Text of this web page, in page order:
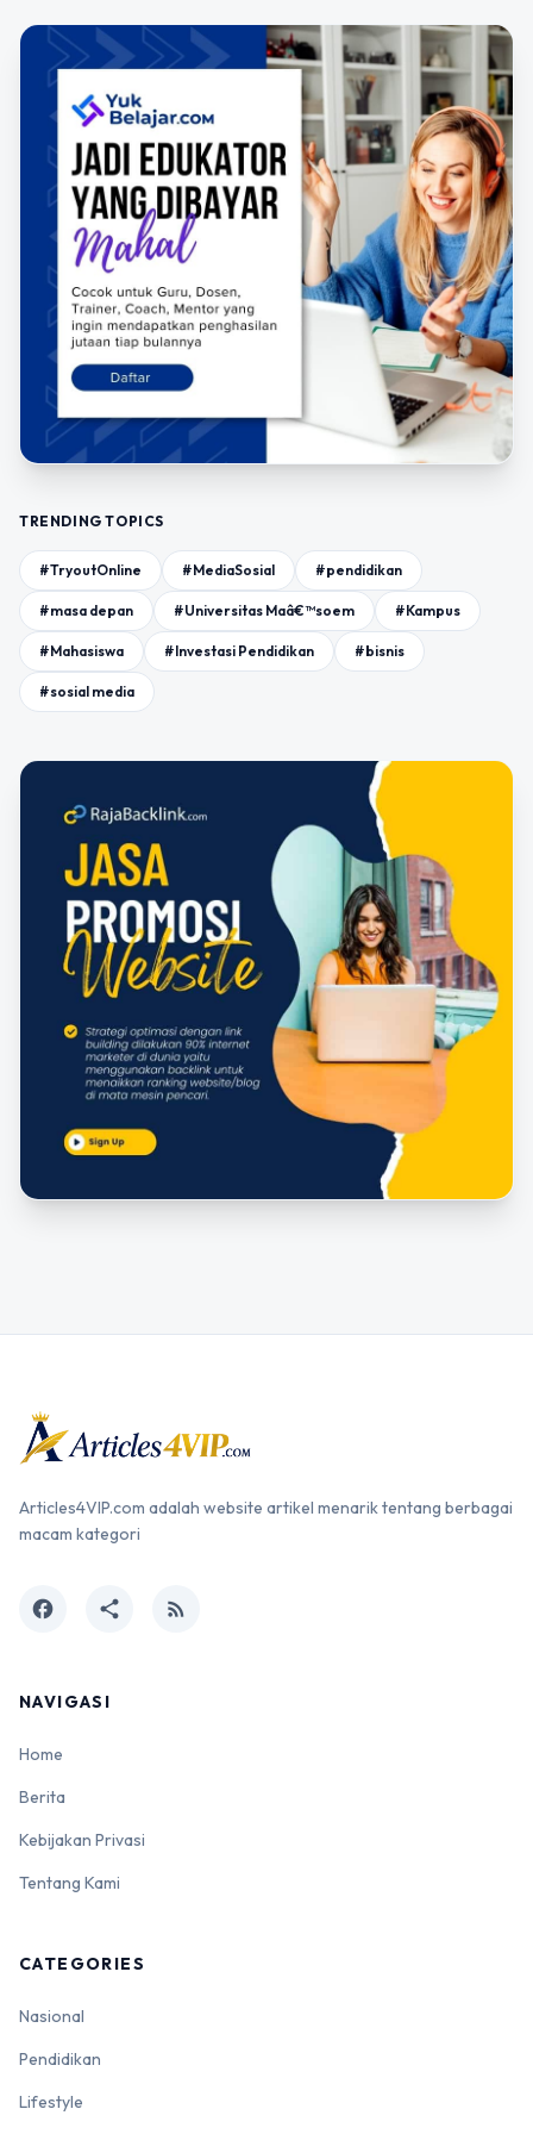
TRENDING TOPICS
#TryoutOnline #MediaSosial #pendidikan
#masa depan #Universitas Maâ€™soem #Kampus
#Mahasiswa #Investasi Pendidikan #bisnis
#sosial media
Articles4VIP.com adalah website artikel menarik tentang berbagai
macam kategori
facebook share rss_feed
NAVIGASI
Home
Berita
Kebijakan Privasi
Tentang Kami
CATEGORIES
Nasional
Pendidikan
Lifestyle